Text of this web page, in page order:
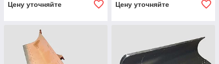
Цену уточняйте Цену уточняйте